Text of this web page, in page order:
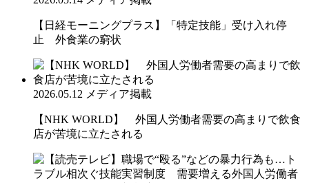
【日経モーニングプラス】「特定技能」受け入れ停
止 外食業の窮状
2026.05.12 メディア掲載
【NHK WORLD】 外国人労働者需要の高まりで飲食
店が苦境に立たされる